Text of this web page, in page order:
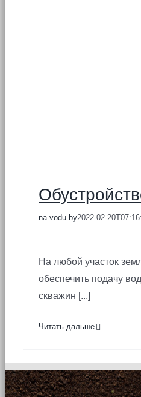
na-vodu.by2022-02-
На любой участок
обеспечить подачу
скважин [...]
Читать дальше